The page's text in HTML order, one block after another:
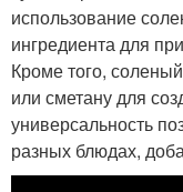
использование
ингредиента для
Кроме того,
или сметану для
универсальность
разных блюдах,